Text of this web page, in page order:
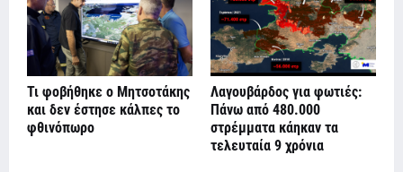
Τι φοβήθηκε ο Μητσοτάκης
και δεν έστησε κάλπες το
φθινόπωρο
Λαγουβάρδος για φωτιές:
Πάνω από 480.000
στρέμματα κάηκαν τα
τελευταία 9 χρόνια